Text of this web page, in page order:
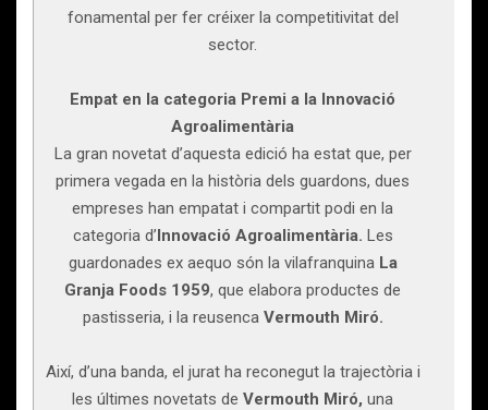
fonamental per fer créixer la competitivitat del
sector.
Empat en la categoria Premi a la Innovació
Agroalimentària
La gran novetat d’aquesta edició ha estat que, per
primera vegada en la història dels guardons, dues
empreses han empatat i compartit podi en la
categoria d’Innovació Agroalimentària. Les
guardonades ex aequo són la vilafranquina La
Granja Foods 1959, que elabora productes de
pastisseria, i la reusenca Vermouth Miró.
Així, d’una banda, el jurat ha reconegut la trajectòria i
les últimes novetats de Vermouth Miró, una